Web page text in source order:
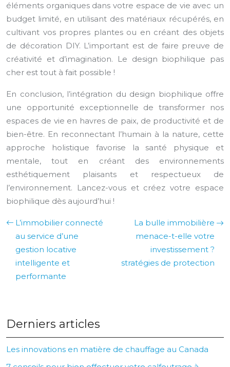
éléments organiques dans votre espace de vie avec un
budget limité, en utilisant des matériaux récupérés, en
cultivant vos propres plantes ou en créant des objets
de décoration DIY. L’important est de faire preuve de
créativité et d’imagination. Le design biophilique pas
cher est tout à fait possible !
En conclusion, l’intégration du design biophilique offre
une opportunité exceptionnelle de transformer nos
espaces de vie en havres de paix, de productivité et de
bien-être. En reconnectant l’humain à la nature, cette
approche holistique favorise la santé physique et
mentale, tout en créant des environnements
esthétiquement plaisants et respectueux de
l’environnement. Lancez-vous et créez votre espace
biophilique dès aujourd’hui !
L’immobilier connecté
au service d’une
gestion locative
intelligente et
performante
La bulle immobilière
menace-t-elle votre
investissement ?
stratégies de protection
Derniers articles
Les innovations en matière de chauffage au Canada